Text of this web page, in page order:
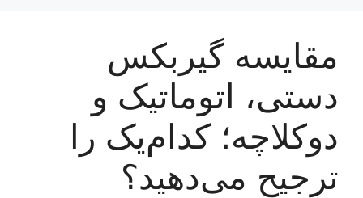
مقایسه گیربکس
دستی، اتوماتیک و
دوکلاچه؛ کدام‌یک را
ترجیح می‌دهید؟